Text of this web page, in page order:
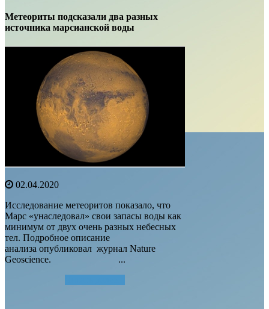
Метеориты подсказали два разных
источника марсианской воды
02.04.2020
Исследование метеоритов показало, что
Марс «унаследовал» свои запасы воды как
минимум от двух очень разных небесных
тел. Подробное описание
анализа опубликовал журнал Nature
Geoscience. ...